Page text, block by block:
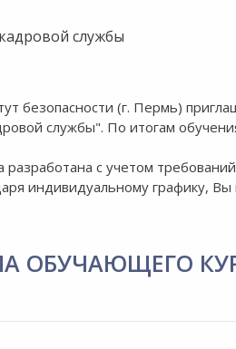
безопасности (г. Пермь)
службы". По итогам
разработана с учетом
индивидуальному графику,
ОБУЧАЮЩЕГО